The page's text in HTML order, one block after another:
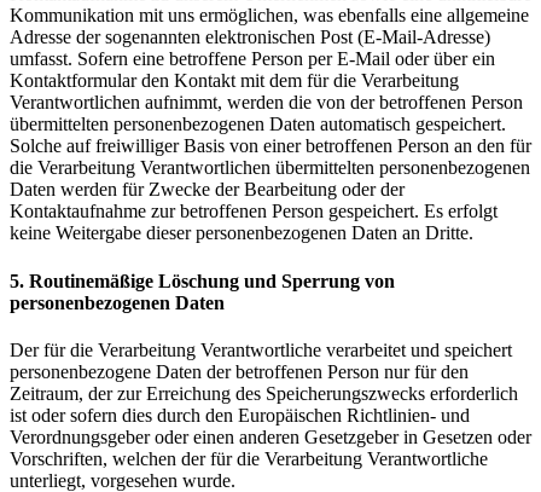
Kommunikation mit uns ermöglichen, was ebenfalls eine allgemeine
Adresse der sogenannten elektronischen Post (E-Mail-Adresse)
umfasst. Sofern eine betroffene Person per E-Mail oder über ein
Kontaktformular den Kontakt mit dem für die Verarbeitung
Verantwortlichen aufnimmt, werden die von der betroffenen Person
übermittelten personenbezogenen Daten automatisch gespeichert.
Solche auf freiwilliger Basis von einer betroffenen Person an den für
die Verarbeitung Verantwortlichen übermittelten personenbezogenen
Daten werden für Zwecke der Bearbeitung oder der
Kontaktaufnahme zur betroffenen Person gespeichert. Es erfolgt
keine Weitergabe dieser personenbezogenen Daten an Dritte.
5. Routinemäßige Löschung und Sperrung von
personenbezogenen Daten
Der für die Verarbeitung Verantwortliche verarbeitet und speichert
personenbezogene Daten der betroffenen Person nur für den
Zeitraum, der zur Erreichung des Speicherungszwecks erforderlich
ist oder sofern dies durch den Europäischen Richtlinien- und
Verordnungsgeber oder einen anderen Gesetzgeber in Gesetzen oder
Vorschriften, welchen der für die Verarbeitung Verantwortliche
unterliegt, vorgesehen wurde.